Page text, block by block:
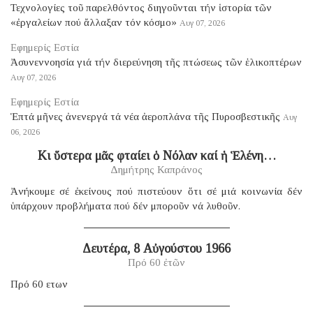
Τεχνολογίες τοῦ παρελθόντος διηγοῦνται τήν ἱστορία τῶν
«ἐργαλείων πού ἄλλαξαν τόν κόσμο» Αυγ 07, 2026
Εφημερίς Εστία
Ἀσυνεννοησία γιά τήν διερεύνηση τῆς πτώσεως τῶν ἑλικοπτέρων
Αυγ 07, 2026
Εφημερίς Εστία
Ἑπτά μῆνες ἀνενεργά τά νέα ἀεροπλάνα τῆς Πυροσβεστικῆς Αυγ
06, 2026
Κι ὕστερα μᾶς φταίει ὁ Νόλαν καί ἡ Ἑλένη…
Δημήτρης Καπράνος
Ἀνήκουμε σέ ἐκείνους πού πιστεύουν ὅτι σέ μιά κοινωνία δέν
ὑπάρχουν προβλήματα πού δέν μποροῦν νά λυθοῦν.
Δευτέρα, 8 Αὐγούστου 1966
Πρό 60 ἐτῶν
Πρό 60 ετων